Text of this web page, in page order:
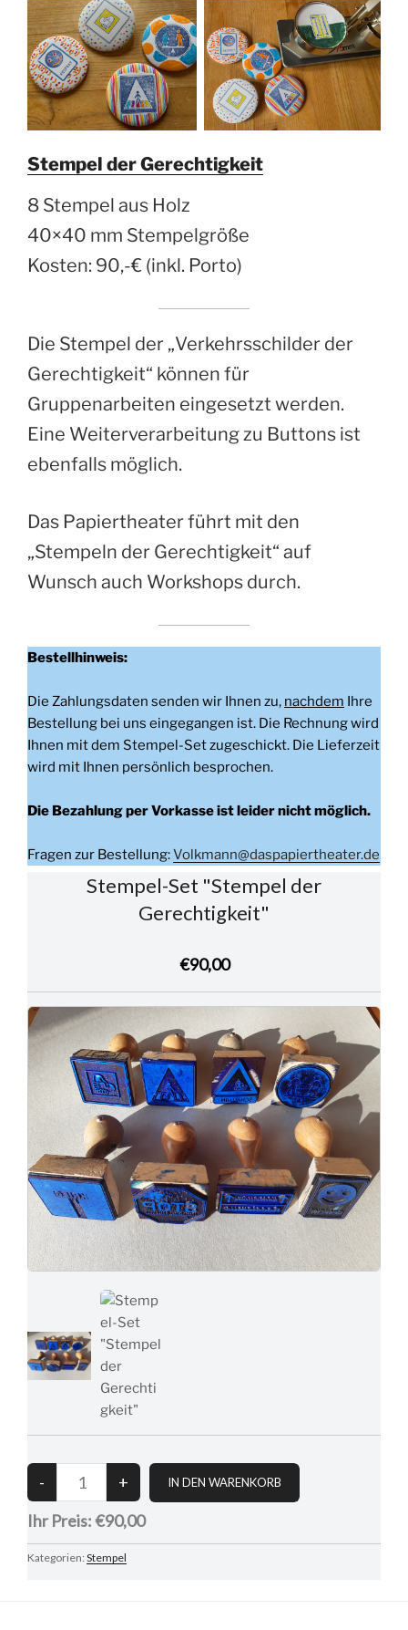
Stempel der Gerechtigkeit
8 Stempel aus Holz
40×40 mm Stempelgröße
Kosten: 90,-€ (inkl. Porto)
Die Stempel der „Verkehrsschilder der
Gerechtigkeit“ können für
Gruppenarbeiten eingesetzt werden.
Eine Weiterverarbeitung zu Buttons ist
ebenfalls möglich.
Das Papiertheater führt mit den
„Stempeln der Gerechtigkeit“ auf
Wunsch auch Workshops durch.
Bestellhinweis:
Die Zahlungsdaten senden wir Ihnen zu, nachdem Ihre
Bestellung bei uns eingegangen ist. Die Rechnung wird
Ihnen mit dem Stempel-Set zugeschickt. Die Lieferzeit
wird mit Ihnen persönlich besprochen.
Die Bezahlung per Vorkasse ist leider nicht möglich.
Fragen zur Bestellung:Volkmann@daspapiertheater.de
Stempel-Set "Stempel der
Gerechtigkeit"
€90,00
Ihr Preis:€90,00
Kategorien: Stempel